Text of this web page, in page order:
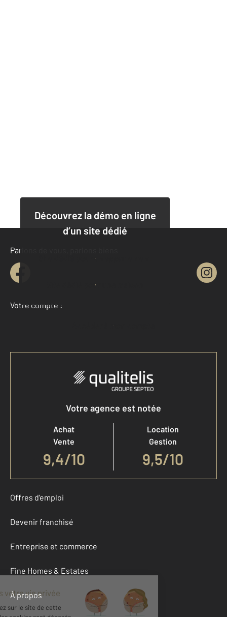
Découvrez la démo en ligne
d’un site dédié
Site dédié pour un appartement
Site dédié pour une maison
Parlons de vous, parlons biens
Votre compte :
Accéder à mon compte
Votre agence est notée
Achat
Vente
9,4/10
Location
Gestion
9,5/10
Offres d'emploi
Devenir franchisé
Entreprise et commerce
Fine Homes & Estates
À propos